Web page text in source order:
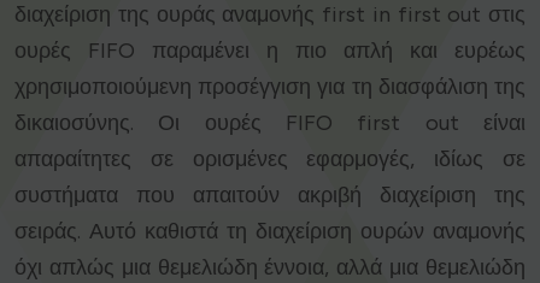
διαχείριση της ουράς αναμονής first in first out στις
ουρές FIFO παραμένει η πιο απλή και ευρέως
χρησιμοποιούμενη προσέγγιση για τη διασφάλιση της
δικαιοσύνης. Οι ουρές FIFO first out είναι
απαραίτητες σε ορισμένες εφαρμογές, ιδίως σε
συστήματα που απαιτούν ακριβή διαχείριση της
σειράς. Αυτό καθιστά τη διαχείριση ουρών αναμονής
όχι απλώς μια θεμελιώδη έννοια, αλλά μια θεμελιώδη